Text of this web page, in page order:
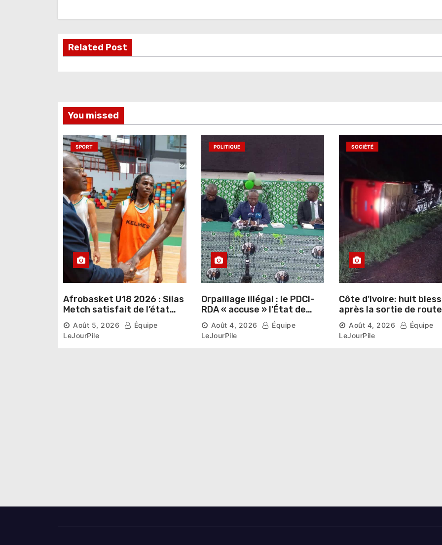
o
l
’
a
r
t
i
c
l
e
Related Post
You missed
SPORT
Afrobasket U18 2026 : Silas
Metch satisfait de l’état
des infrastructures et
ambitieux pour les
Éléphants
Août 5, 2026
Équipe
LeJourPile
POLITIQUE
Orpaillage illégal : le PDCI-
RDA « accuse » l’État de
laisser prospérer un «
désastre national »
Août 4, 2026
Équipe
LeJourPile
SOCIÉTÉ
Côte d’Ivoire: huit
après la sortie de route
d’un car près de
Ferkessédougou
Août 4, 2026
Équipe
LeJourPile